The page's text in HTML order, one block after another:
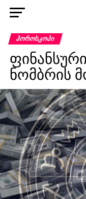
ᲰᲝᲠᲝᲡᲙᲝᲞᲘ
ნომბრის